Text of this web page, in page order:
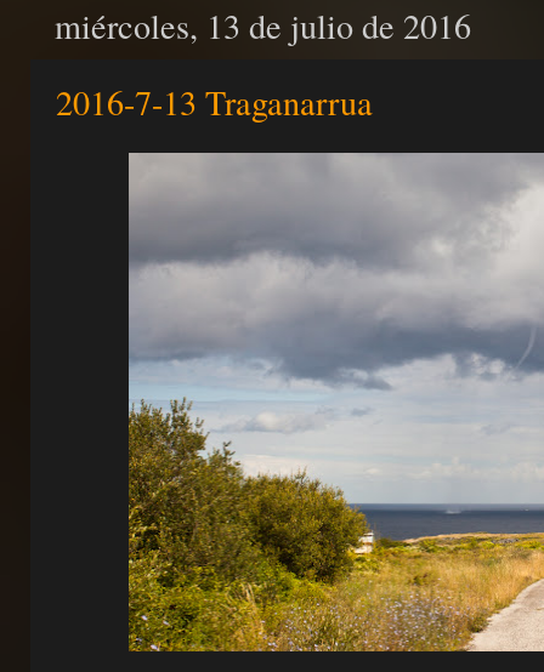
miércoles, 13 de julio de 2016
2016-7-13 Traganarrua